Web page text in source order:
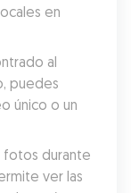
en
al
puedes
único o un
fotos durante
ver las